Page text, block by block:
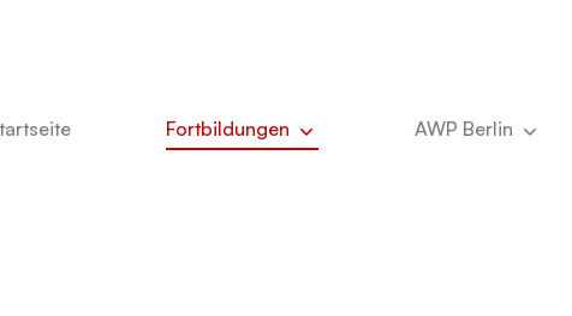
Fortbildungen
AWP Berlin